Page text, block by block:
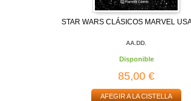
STAR WARS CLÁSICOS MARVEL
AA.DD.
Disponible
85,00 €
AFEGIR A LA CISTELLA